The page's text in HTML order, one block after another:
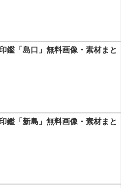
鑑「島口」無料画像・素材まと
鑑「新島」無料画像・素材まと